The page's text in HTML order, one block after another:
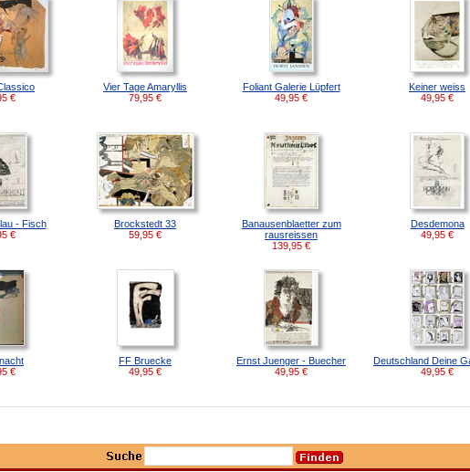
€
Vier Tage Amaryllis
79,95 €
Foliant Galerie Lüpfert
49,95 €
Keiner weiss
49,95 €
- Fisch
€
Brockstedt 33
59,95 €
Banausenblaetter zum
rausreissen
139,95 €
Desdemona
49,95 €
€
FF Bruecke
49,95 €
Ernst Juenger - Buecher
49,95 €
Deutschland Deine
49,95 €